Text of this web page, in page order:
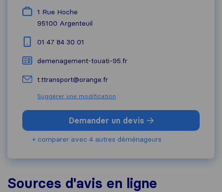
1 Rue Hoche
95100 Argenteuil
01 47 84 30 01
demenagement-touati-95.fr
t.ttransport@orange.fr
Suggérer une modification
Demander un devis
+ comparer avec 4 autres déménageurs
Sources d'avis en ligne